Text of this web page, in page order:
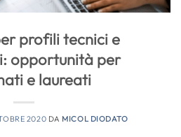
profili tecnici e
opportunità per
e laureati
2020 DA MICOL DIODATO